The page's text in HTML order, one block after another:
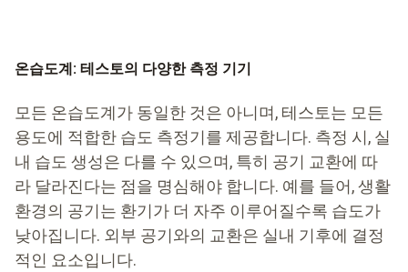
온습도계: 테스토의 다양한 측정 기기
모든 온습도계가 동일한 것은 아니며, 테스토는 모든
용도에 적합한 습도 측정기를 제공합니다. 측정 시, 실
내 습도 생성은 다를 수 있으며, 특히 공기 교환에 따
라 달라진다는 점을 명심해야 합니다. 예를 들어, 생활
환경의 공기는 환기가 더 자주 이루어질수록 습도가
낮아집니다. 외부 공기와의 교환은 실내 기후에 결정
적인 요소입니다.